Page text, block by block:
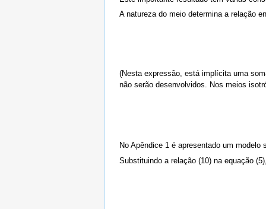
A natureza do meio determina a relação
(Nesta expressão, está implícita uma
não serão desenvolvidos. Nos meios
No Apêndice 1 é apresentado um
Substituindo a relação (10) na equação